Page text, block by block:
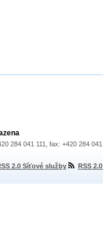
284 041 111, fax: +420 284
2.0 Síťové služby RSS